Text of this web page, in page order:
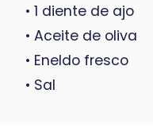
• 1 diente de ajo
• Aceite de oliva
• Eneldo fresco
• Sal